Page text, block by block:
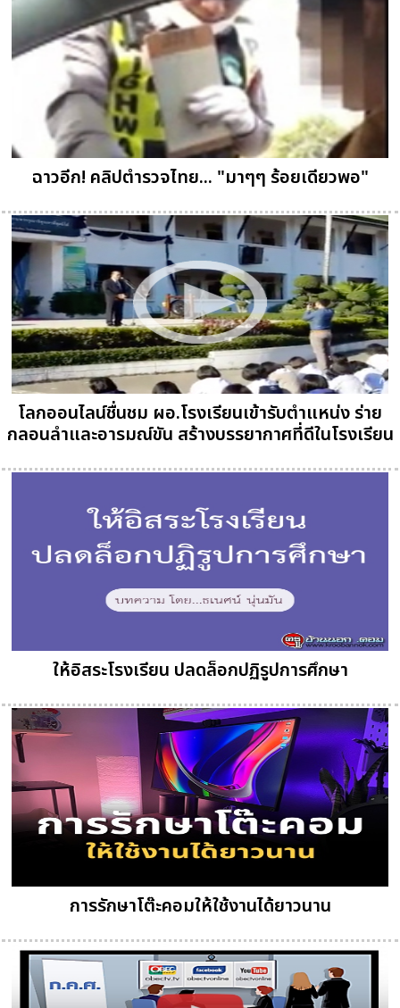
ฉาวอีก! คลิปตำรวจไทย... "มาๆๆ ร้อยเดียวพอ"
โลกออนไลน์ชื่นชม ผอ.โรงเรียนเข้ารับตำแหน่ง ร่าย
กลอนลำและอารมณ์ขัน สร้างบรรยากาศที่ดีในโรงเรียน
ให้อิสระโรงเรียน ปลดล็อกปฏิรูปการศึกษา
การรักษาโต๊ะคอมให้ใช้งานได้ยาวนาน